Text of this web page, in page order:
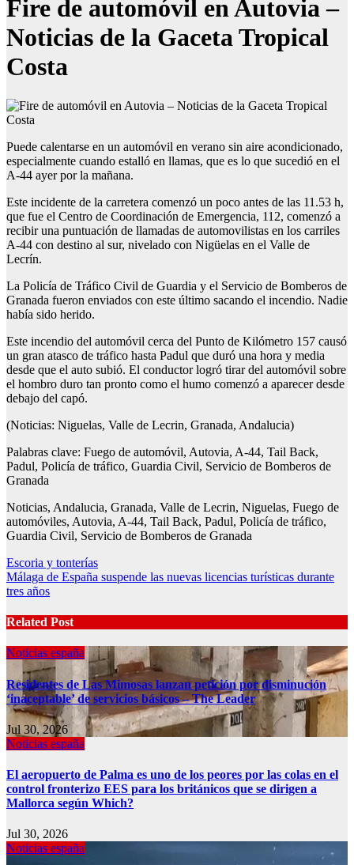
Fire de automóvil en Autovia –
Noticias de la Gaceta Tropical
Costa
Puede calentarse en un automóvil en verano sin aire acondicionado,
especialmente cuando estalló en llamas, que es lo que sucedió en el
A-44 ayer por la mañana.
Este incidente de la carretera comenzó un poco antes de las 11.53 h,
que fue el Centro de Coordinación de Emergencia, 112, comenzó a
recibir una puntuación de llamadas de automovilistas en los carriles
A-44 con destino al sur, nivelado con Nigüelas en el Valle de
Lecrín.
La Policía de Tráfico Civil de Guardia y el Servicio de Bomberos de
Granada fueron enviados con este último sacando el incendio. Nadie
había sido herido.
Este incendio del automóvil cerca del Punto de Kilómetro 157 causó
un gran atasco de tráfico hasta Padul que duró una hora y media
desde que el auto subió. El conductor logró tirar del automóvil sobre
el hombro duro tan pronto como el humo comenzó a aparecer desde
debajo del capó.
(Noticias: Niguelas, Valle de Lecrin, Granada, Andalucia)
Palabras clave: Fuego de automóvil, Autovia, A-44, Tail Back,
Padul, Policía de tráfico, Guardia Civil, Servicio de Bomberos de
Granada
Noticias, Andalucia, Granada, Valle de Lecrin, Niguelas, Fuego de
automóviles, Autovia, A-44, Tail Back, Padul, Policía de tráfico,
Guardia Civil, Servicio de Bomberos de Granada
Post
navigation
Escoria y tonterías
Málaga de España suspende las nuevas licencias turísticas durante
tres años
Related Post
Noticias españa
Residentes de Las Mimosas lanzan petición por disminución
‘inaceptable’ de servicios básicos – The Leader
Jul 30, 2026
Noticias españa
El aeropuerto de Palma es uno de los peores por las colas en el
control fronterizo EES para los británicos que se dirigen a
Mallorca según Which?
Jul 30, 2026
Noticias españa